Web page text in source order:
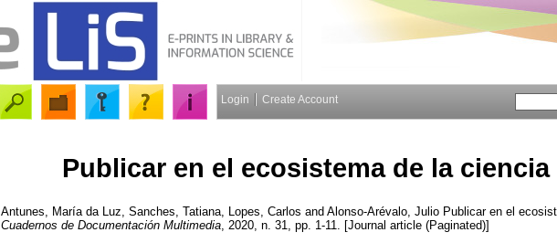
Login Create Account
Publicar en el ecosistema de la ciencia
Antunes, María da Luz Sanches, Tatiana Lopes, Carlos and Alonso-Arévalo, Julio Publicar en el
Cuadernos de Documentación Multimedia , 2020, n. 31, pp. 1-11. [Journal article (Paginated)]